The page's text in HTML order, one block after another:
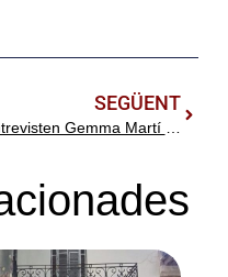
SEGÜENT